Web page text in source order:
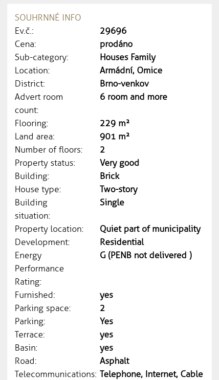
SOUHRNNÉ INFO
Ev.č.:
29696
Cena:
prodáno
Sub-category:
Houses Family
Location:
Armádní, Omice
District:
Brno-venkov
Advert room
count:
6 room and more
Flooring:
229 m²
Land area:
901 m²
Number of floors:
2
Property status:
Very good
Building:
Brick
House type:
Two-story
Building
situation:
Single
Property location:
Quiet part of municipality
Development:
Residential
Energy
Performance
Rating:
G (PENB not delivered )
Furnished:
yes
Parking space:
2
Parking:
Yes
Terrace:
yes
Basin:
yes
Road:
Asphalt
Telecommunications: Telephone, Internet, Cable